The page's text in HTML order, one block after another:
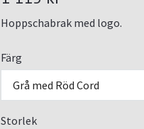
Hoppschabrak med logo.
Färg
Grå med Röd Cord
Storlek